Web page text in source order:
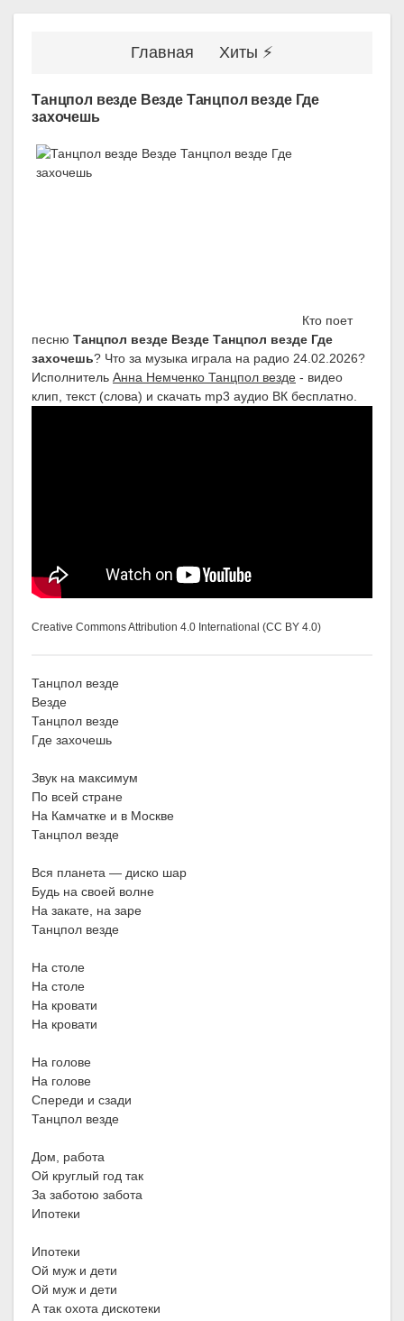
Главная Хиты ⚡
Танцпол везде Везде Танцпол везде Где
захочешь
Кто поет
песню Танцпол везде Везде Танцпол везде Где
захочешь? Что за музыка играла на радио 24.02.2026?
Исполнитель Анна Немченко Танцпол везде - видео
клип, текст (слова) и скачать mp3 аудио ВК бесплатно.
Creative Commons Attribution 4.0 International (CC BY 4.0)
Танцпол везде
Везде
Танцпол везде
Где захочешь
Звук на максимум
По всей стране
На Камчатке и в Москве
Танцпол везде
Вся планета — диско шар
Будь на своей волне
На закате, на заре
Танцпол везде
На столе
На столе
На кровати
На кровати
На голове
На голове
Спереди и сзади
Танцпол везде
Дом, работа
Ой круглый год так
За заботою забота
Ипотеки
Ипотеки
Ой муж и дети
Ой муж и дети
А так охота дискотеки